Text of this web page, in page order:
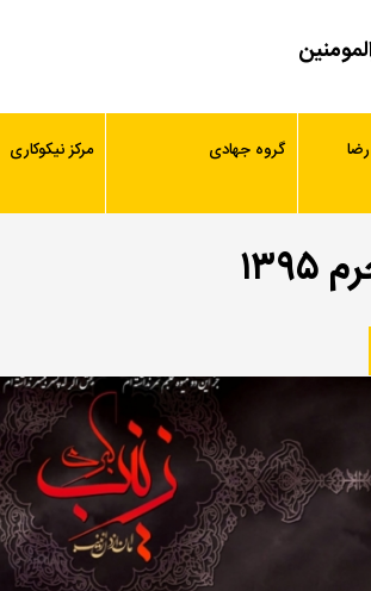
گروه جهادی مرکز نیکوکاری